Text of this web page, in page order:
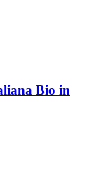
Bio in